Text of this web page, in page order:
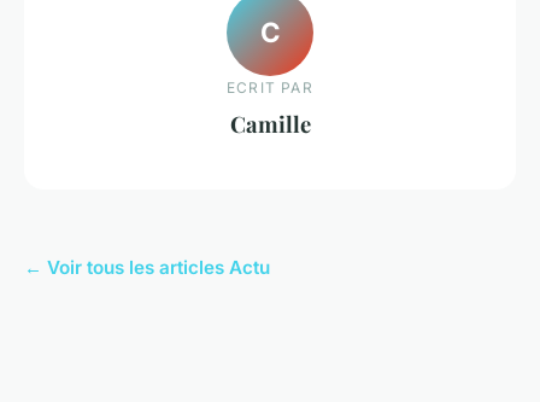
C
ECRIT PAR
Camille
← Voir tous les articles Actu